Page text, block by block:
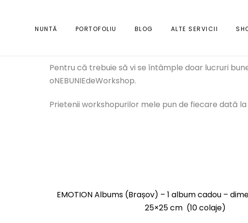
NUNTĂ PORTOFOLIU BLOG ALTE SERVICII
Pentru că trebuie să vi se întâmple doar lucruri
oNEBUNIEdeWorkshop.
Prietenii workshopurilor mele pun de fiecare dată
EMOTION Albums (Brașov) – 1 album cadou –
25×25 cm (10 colaje)